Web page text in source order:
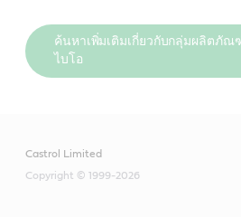
ค้นหาเพิ่มเติมเกี่ยวกับกลุ่มผลิตภัณ
ไบโอ
Castrol Limited
Copyright © 1999-2026